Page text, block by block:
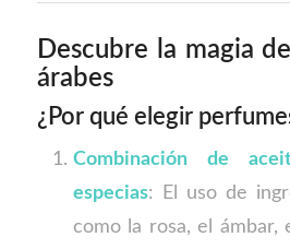
Descubre la magia
árabes
¿Por qué elegir
Combinación de
especias: El uso de
como la rosa, el ámbar,